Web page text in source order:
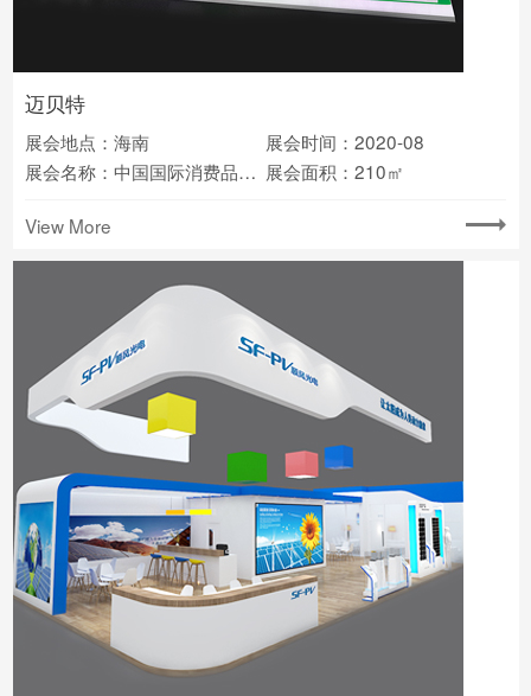
迈贝特
展会地点：海南
展会时间：2020-08
展会名称：中国国际消费品博览会 展会面积：210㎡
View More